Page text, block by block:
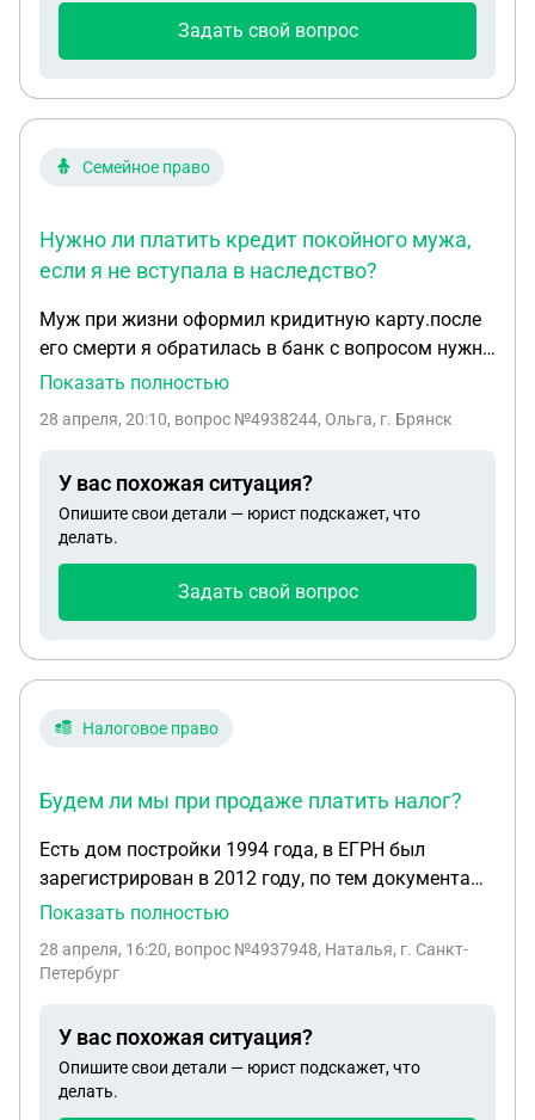
продать, Нужно ли мне платить налог при
Задать свой вопрос
Семейное право
Нужно ли платить кредит покойного мужа,
если я не вступала в наследство?
Муж при жизни оформил кридитную карту.после
его смерти я обратилась в банк с вопросом нужно
ли мне платить кредит,мне сотрудник банка
да,если наследства нет то тогда ненадо платить.в
Показать полностью
28 апреля, 20:10, вопрос №4938244, Ольга, г. Брянск
У вас похожая ситуация?
Опишите свои детали — юрист подскажет, что
делать.
Задать свой вопрос
Налоговое право
Будем ли мы при продаже платить налог?
Есть дом постройки 1994 года, в ЕГРН был
зарегистрирован в 2012 году, по тем документам
дом не жилой, 1 этаж, площадь 25 кв м. Далее к
фундаменте, сделан 2 этаж из чердака, площадь
(старый снят, присвоен новый). В тех плане в
заключении кадастрового инженера указано, что
новое здание получено путем реконструкции со
Показать полностью
28 апреля, 16:20, вопрос №4937948, Наталья, г. Санкт-
Петербург
У вас похожая ситуация?
Опишите свои детали — юрист подскажет, что
делать.